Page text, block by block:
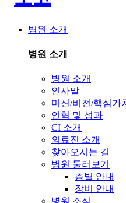
병원 소개
병원 소개
병원 소개
인사말
미션/비전/핵심가
연혁 및 성과
CI 소개
의료진 소개
찾아오시는 길
병원 둘러보기
층별 안내
장비 안내